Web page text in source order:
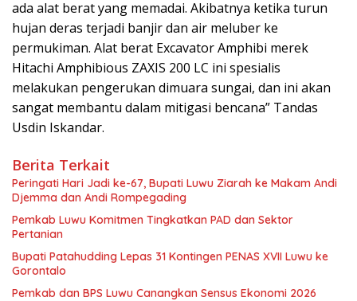
ada alat berat yang memadai. Akibatnya ketika turun
hujan deras terjadi banjir dan air meluber ke
permukiman. Alat berat Excavator Amphibi merek
Hitachi Amphibious ZAXIS 200 LC ini spesialis
melakukan pengerukan dimuara sungai, dan ini akan
sangat membantu dalam mitigasi bencana” Tandas
Usdin Iskandar.
Berita Terkait
Peringati Hari Jadi ke-67, Bupati Luwu Ziarah ke Makam Andi
Djemma dan Andi Rompegading
Pemkab Luwu Komitmen Tingkatkan PAD dan Sektor
Pertanian
Bupati Patahudding Lepas 31 Kontingen PENAS XVII Luwu ke
Gorontalo
Pemkab dan BPS Luwu Canangkan Sensus Ekonomi 2026